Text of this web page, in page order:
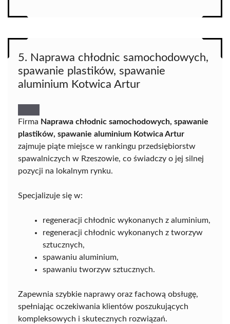
5. Naprawa chłodnic samochodowych,
spawanie plastików, spawanie
aluminium Kotwica Artur
Firma Naprawa chłodnic samochodowych, spawanie
plastików, spawanie aluminium Kotwica Artur
zajmuje piąte miejsce w rankingu przedsiębiorstw
spawalniczych w Rzeszowie, co świadczy o jej silnej
pozycji na lokalnym rynku.
Specjalizuje się w:
regeneracji chłodnic wykonanych z aluminium,
regeneracji chłodnic wykonanych z tworzyw
sztucznych,
spawaniu aluminium,
spawaniu tworzyw sztucznych.
Zapewnia szybkie naprawy oraz fachową obsługę,
spełniając oczekiwania klientów poszukujących
kompleksowych i skutecznych rozwiązań.